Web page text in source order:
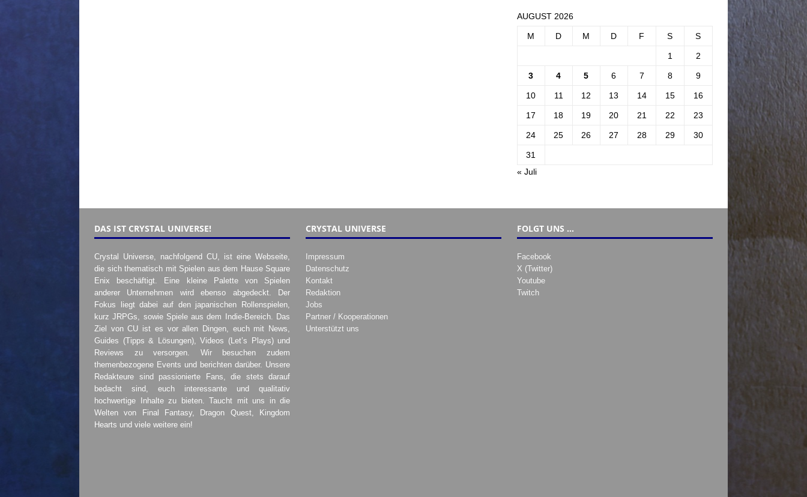
AUGUST 2026
M D M D F S S
1 2
3 4 5 6 7 8 9
10 11 12 13 14 15 16
17 18 19 20 21 22 23
24 25 26 27 28 29 30
31
« Juli
DAS IST CRYSTAL UNIVERSE!
Crystal Universe, nachfolgend CU, ist eine Webseite,
die sich thematisch mit Spielen aus dem Hause Square
Enix beschäftigt. Eine kleine Palette von Spielen
anderer Unternehmen wird ebenso abgedeckt. Der
Fokus liegt dabei auf den japanischen Rollenspielen,
kurz JRPGs, sowie Spiele aus dem Indie-Bereich. Das
Ziel von CU ist es vor allen Dingen, euch mit News,
Guides (Tipps & Lösungen), Videos (Let’s Plays) und
Reviews zu versorgen. Wir besuchen zudem
themenbezogene Events und berichten darüber. Unsere
Redakteure sind passionierte Fans, die stets darauf
bedacht sind, euch interessante und qualitativ
hochwertige Inhalte zu bieten. Taucht mit uns in die
Welten von Final Fantasy, Dragon Quest, Kingdom
Hearts und viele weitere ein!
CRYSTAL UNIVERSE
Impressum
Datenschutz
Kontakt
Redaktion
Jobs
Partner / Kooperationen
Unterstützt uns
FOLGT UNS …
Facebook
X (Twitter)
Youtube
Twitch